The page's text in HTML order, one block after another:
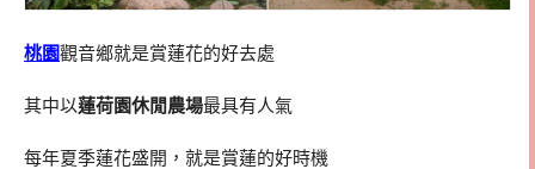
桃園觀音鄉就是賞蓮花的好去處
其中以蓮荷園休閒農場最具有人氣
每年夏季蓮花盛開，就是賞蓮的好時機